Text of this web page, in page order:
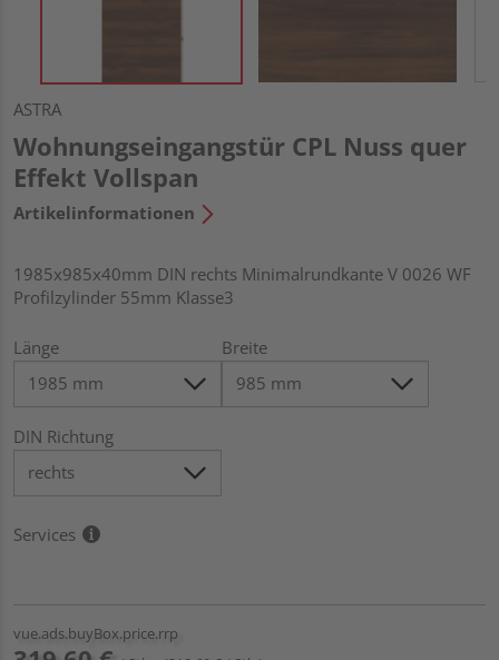
ASTRA
Wohnungseingangstür CPL Nuss quer
Effekt Vollspan
Artikelinformationen
1985x985x40mm DIN rechts Minimalrundkante V 0026 WF
Profilzylinder 55mm Klasse3
Länge Breite
DIN Richtung
Services
vue.ads.buyBox.price.rrp